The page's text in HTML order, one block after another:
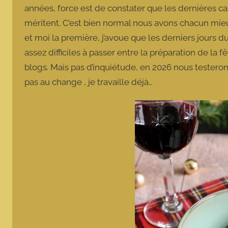
années, force est de constater que les dernières
méritent. C’est bien normal nous avons chacun
et moi la première, j’avoue que les derniers jours
assez difficiles à passer entre la préparation de la
blogs. Mais pas d’inquiétude, en 2026 nous
pas au change , je travaille déjà…